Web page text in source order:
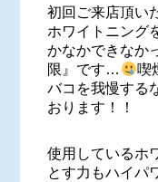
初回ご来店頂い
ホワイトニング
かなかできなか
限』です…
喫
バコを我慢する
おります！！
使用しているホ
とす力もハイパ